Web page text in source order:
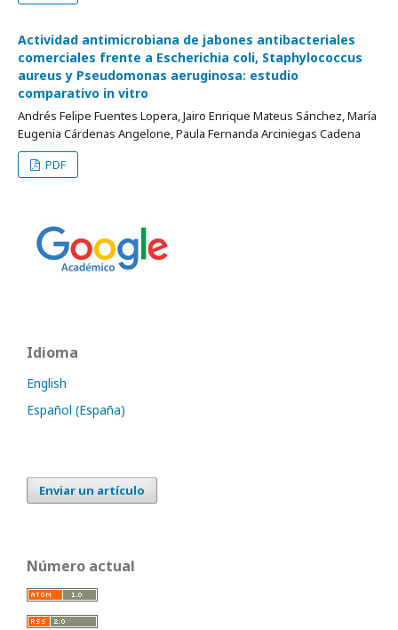
Actividad antimicrobiana de jabones antibacteriales
comerciales frente a Escherichia coli, Staphylococcus
aureus y Pseudomonas aeruginosa: estudio
comparativo in vitro
Andrés Felipe Fuentes Lopera, Jairo Enrique Mateus Sánchez, María
Eugenia Cárdenas Angelone, Paula Fernanda Arciniegas Cadena
PDF
Idioma
English
Español (España)
Enviar un artículo
Número actual